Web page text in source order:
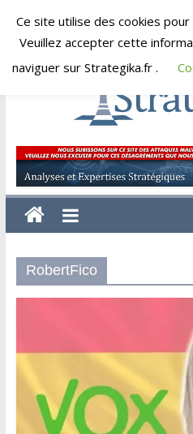
Skip
samedi, août
Strategika
Expertise
et
Analyses
RobertFico
Ce site utilise des cookies
Veuillez accepter cette
naviguer sur Strategika.fr .